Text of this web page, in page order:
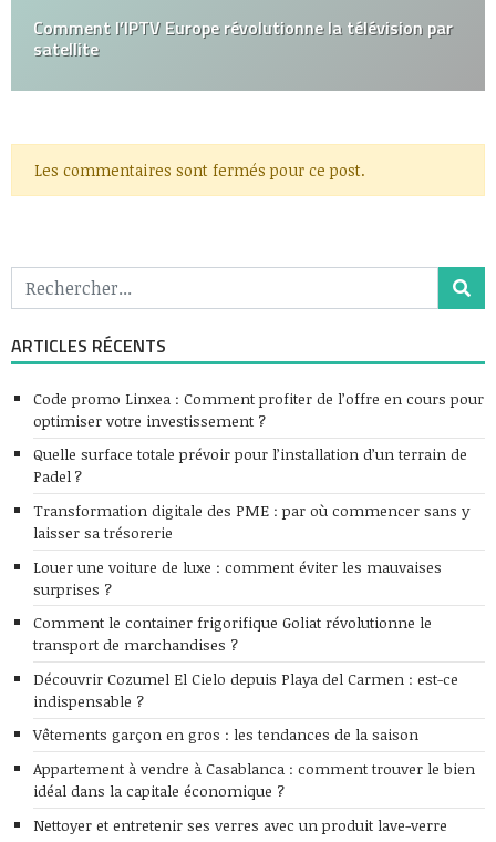
Comment l’IPTV Europe révolutionne la télévision par
satellite
Les commentaires sont fermés pour ce post.
ARTICLES RÉCENTS
Code promo Linxea : Comment profiter de l’offre en cours pour
optimiser votre investissement ?
Quelle surface totale prévoir pour l’installation d’un terrain de
Padel ?
Transformation digitale des PME : par où commencer sans y
laisser sa trésorerie
Louer une voiture de luxe : comment éviter les mauvaises
surprises ?
Comment le container frigorifique Goliat révolutionne le
transport de marchandises ?
Découvrir Cozumel El Cielo depuis Playa del Carmen : est-ce
indispensable ?
Vêtements garçon en gros : les tendances de la saison
Appartement à vendre à Casablanca : comment trouver le bien
idéal dans la capitale économique ?
Nettoyer et entretenir ses verres avec un produit lave-verre